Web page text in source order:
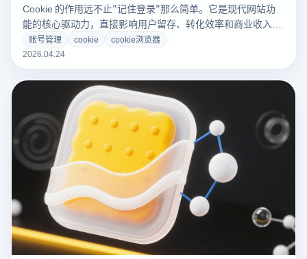
Cookie 的作用远不止"记住登录"那么简单。它是现代网站功
能的核心驱动力，直接影响用户留存、转化效率和商业收入。
在会话管理方面，Cookie 让多步骤操作流程（注册、下单、
支付）成为可能；在个性化体验中，它记录用户偏好，使内容
账号管理 cookie
cookie浏览器
2026.04.24